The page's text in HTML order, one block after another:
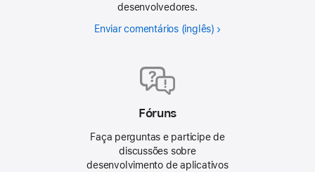
desenvolvedores.
Enviar comentários
Fóruns
Faça perguntas e participe de
discussões sobre
desenvolvimento de aplicativos